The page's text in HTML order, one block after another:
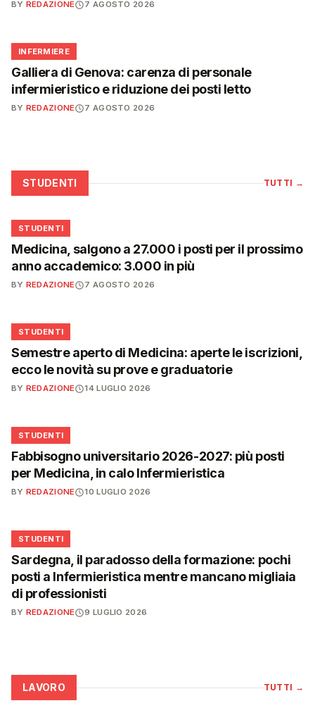
BY REDAZIONE 7 AGOSTO 2026
🩺
INFERMIERE
Galliera di Genova: carenza di personale
infermieristico e riduzione dei posti letto
BY REDAZIONE 7 AGOSTO 2026
STUDENTI TUTTI →
🎓
STUDENTI
Medicina, salgono a 27.000 i posti per il prossimo
anno accademico: 3.000 in più
BY REDAZIONE 7 AGOSTO 2026
🎓
STUDENTI
Semestre aperto di Medicina: aperte le iscrizioni,
ecco le novità su prove e graduatorie
BY REDAZIONE 14 LUGLIO 2026
🎓
STUDENTI
Fabbisogno universitario 2026-2027: più posti
per Medicina, in calo Infermieristica
BY REDAZIONE 10 LUGLIO 2026
🎓
STUDENTI
Sardegna, il paradosso della formazione: pochi
posti a Infermieristica mentre mancano migliaia
di professionisti
BY REDAZIONE 9 LUGLIO 2026
LAVORO TUTTI →